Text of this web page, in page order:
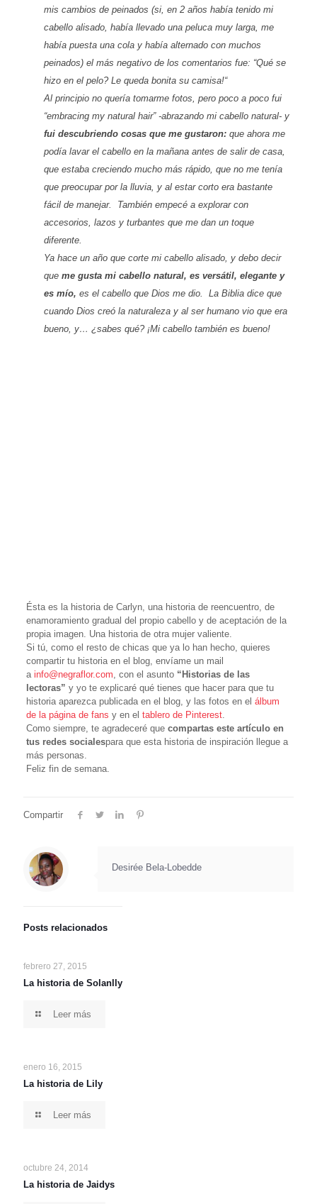
mis cambios de peinados (si, en 2 años había tenido mi
cabello alisado, había llevado una peluca muy larga, me
había puesta una cola y había alternado con muchos
peinados) el más negativo de los comentarios fue: “Qué se
hizo en el pelo? Le queda bonita su camisa!“
Al principio no quería tomarme fotos, pero poco a poco fui
“embracing my natural hair” -abrazando mi cabello natural- y
fui descubriendo cosas que me gustaron:que ahora me
podía lavar el cabello en la mañana antes de salir de casa,
que estaba creciendo mucho más rápido, que no me tenía
que preocupar por la lluvia, y al estar corto era bastante
fácil de manejar. También empecé a explorar con
accesorios, lazos y turbantes que me dan un toque
diferente.
Ya hace un año que corte mi cabello alisado, y debo decir
que me gusta mi cabello natural, es versátil, elegante y
es mío, es el cabello que Dios me dio. La Biblia dice que
cuando Dios creó la naturaleza y al ser humano vio que era
bueno, y… ¿sabes qué? ¡Mi cabello también es bueno!
Ésta es la historia de Carlyn, una historia de reencuentro, de
enamoramiento gradual del propio cabello y de aceptación de la
propia imagen. Una historia de otra mujer valiente.
Si tú, como el resto de chicas que ya lo han hecho, quieres
compartir tu historia en el blog, envíame un mail
a info@negraflor.com , con el asunto “Historias de las
lectoras” y yo te explicaré qué tienes que hacer para que tu
historia aparezca publicada en el blog, y las fotos en el álbum
de la página de fans y en el tablero de Pinterest.
Como siempre, te agradeceré que compartas este artículo en
tus redes socialespara que esta historia de inspiración llegue a
más personas.
Feliz fin de semana.
Compartir
Desirée Bela-Lobedde
Posts relacionados
febrero 27, 2015
La historia de Solanlly
Leer más
enero 16, 2015
La historia de Lily
Leer más
octubre 24, 2014
La historia de Jaidys